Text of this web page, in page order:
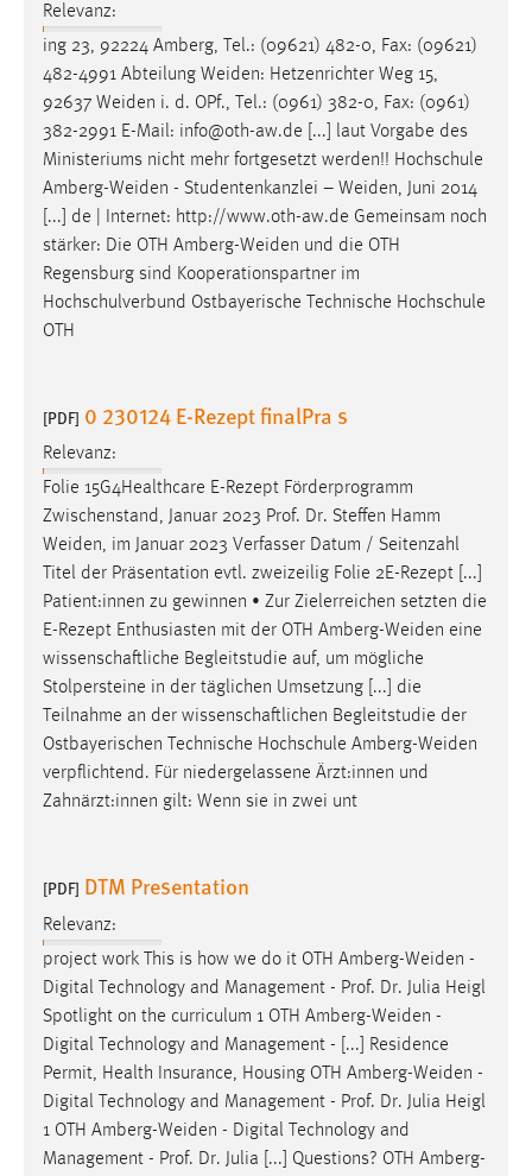
Relevanz:
ing 23, 92224 Amberg, Tel.: (09621) 482-0, Fax: (09621)
482-4991 Abteilung Weiden: Hetzenrichter Weg 15,
92637 Weiden i. d. OPf., Tel.: (0961) 382-0, Fax: (0961)
382-2991 E-Mail: info@oth-aw.de [...] laut Vorgabe des
Ministeriums nicht mehr fortgesetzt werden!! Hochschule
Amberg-Weiden - Studentenkanzlei – Weiden, Juni 2014
[...] de | Internet: http://www.oth-aw.de Gemeinsam noch
stärker: Die OTH Amberg-Weiden und die OTH
Regensburg sind Kooperationspartner im
Hochschulverbund Ostbayerische Technische Hochschule
OTH
[PDF] 0 230124 E-Rezept finalPra s
Relevanz:
Folie 15G4Healthcare E-Rezept Förderprogramm
Zwischenstand, Januar 2023 Prof. Dr. Steffen Hamm
Weiden, im Januar 2023 Verfasser Datum / Seitenzahl
Titel der Präsentation evtl. zweizeilig Folie 2E-Rezept [...]
Patient:innen zu gewinnen • Zur Zielerreichen setzten die
E-Rezept Enthusiasten mit der OTH Amberg-Weiden eine
wissenschaftliche Begleitstudie auf, um mögliche
Stolpersteine in der täglichen Umsetzung [...] die
Teilnahme an der wissenschaftlichen Begleitstudie der
Ostbayerischen Technische Hochschule Amberg-Weiden
verpflichtend. Für niedergelassene Ärzt:innen und
Zahnärzt:innen gilt: Wenn sie in zwei unt
[PDF] DTM Presentation
Relevanz:
project work This is how we do it OTH Amberg-Weiden -
Digital Technology and Management - Prof. Dr. Julia Heigl
Spotlight on the curriculum 1 OTH Amberg-Weiden -
Digital Technology and Management - [...] Residence
Permit, Health Insurance, Housing OTH Amberg-Weiden -
Digital Technology and Management - Prof. Dr. Julia Heigl
1 OTH Amberg-Weiden - Digital Technology and
Management - Prof. Dr. Julia [...] Questions? OTH Amberg-